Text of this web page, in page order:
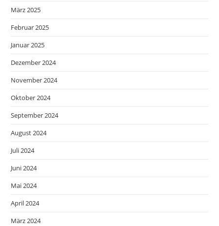
März 2025
Februar 2025
Januar 2025
Dezember 2024
November 2024
Oktober 2024
September 2024
August 2024
Juli 2024
Juni 2024
Mai 2024
April 2024
März 2024